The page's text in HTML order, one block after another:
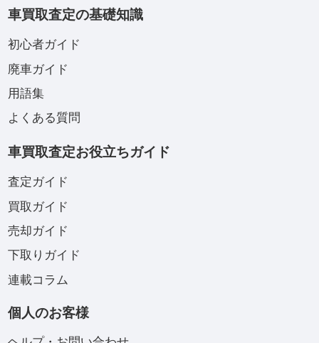
車買取査定の基礎知識
初心者ガイド
廃車ガイド
用語集
よくある質問
車買取査定お役立ちガイド
査定ガイド
買取ガイド
売却ガイド
下取りガイド
連載コラム
個人のお客様